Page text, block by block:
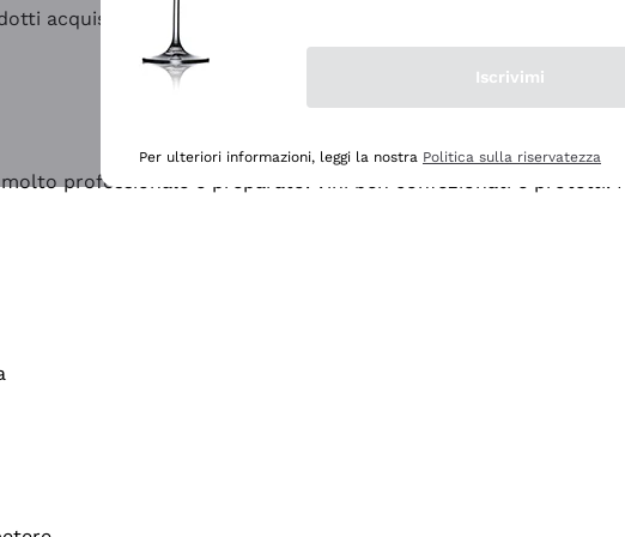
acquistati
professionale e preparato. Vini ben confezionati e
Iscrivimi
Per ulteriori informazioni, leggi la nostra Politica sulla riservatezza